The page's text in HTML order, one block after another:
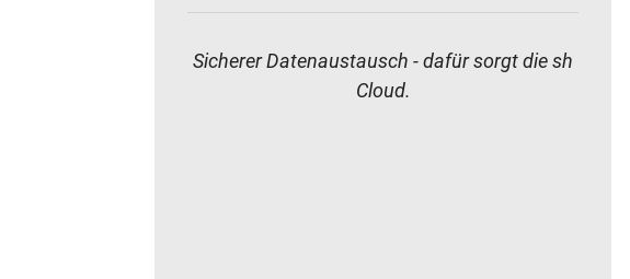
Ökologisch: Eigene Photovoltaikanlagen
speisen unsere Computer.